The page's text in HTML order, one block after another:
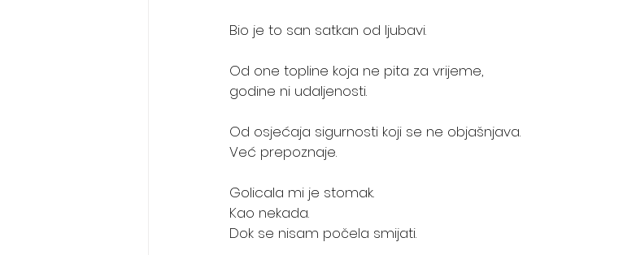
Bio je to san satkan od ljubavi.
Od one topline koja ne pita za vrijeme,
godine ni udaljenosti.
Od osjećaja sigurnosti koji se ne objašnjava.
Već prepoznaje.
Golicala mi je stomak.
Kao nekada.
Dok se nisam počela smijati.